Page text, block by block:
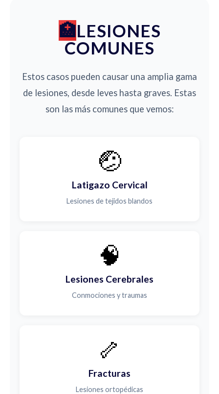
LESIONES
COMUNES
Estos casos pueden causar una amplia gama
de lesiones, desde leves hasta graves. Estas
son las más comunes que vemos:
🤕
Latigazo Cervical
Lesiones de tejidos blandos
🧠
Lesiones Cerebrales
Conmociones y traumas
🦴
Fracturas
Lesiones ortopédicas